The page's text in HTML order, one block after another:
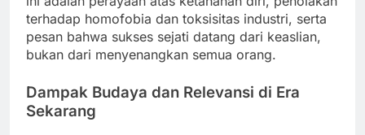
terhadap homofobia dan toksisitas industri, serta
pesan bahwa sukses sejati datang dari keaslian,
bukan dari menyenangkan semua orang.
Dampak Budaya dan Relevansi di Era
Sekarang